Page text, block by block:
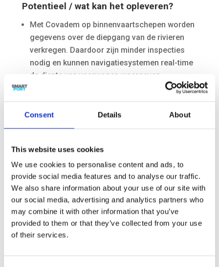
Consent Details About
This website uses cookies
We use cookies to personalise content and ads, to
provide social media features and to analyse our traffic.
We also share information about your use of our site with
our social media, advertising and analytics partners who
may combine it with other information that you’ve
provided to them or that they’ve collected from your use
of their services.
Potentieel / wat kan het opleveren?
Met Covadem op binnenvaartschepen worden
gegevens over de diepgang van de rivieren
verkregen. Daardoor zijn minder inspecties
nodig en kunnen navigatiesystemen real-time
de diepte van vaarwegen weergeven.
Naar mate slimme schepen meer data
efficiënter gevaren worden en kan onderhoud
efficiënter (en meer preventief) plaatsvinden.
van het schip en de opening van bruggen
beter gepland worden.
Hoe verder de introductie vordert, hoe concreter
inzicht we krijgen in uitdagingen die autonome
scheepvaart ook heeft, zoals de interactie van
slimme en niet-slimme-schepen en cyber-
security.